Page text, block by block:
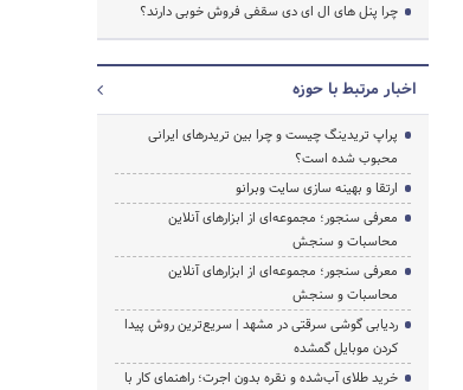
چرا پنل های ال ای دی سقفی فروش خوبی دارند؟
اخبار مرتبط با حوزه
پراپ تریدینگ چیست و چرا بین تریدرهای ایرانی
محبوب شده است؟
ارتقا و بهینه سازی سایت وبرانو
معرفی سنجور؛ مجموعه‌ای از ابزارهای آنلاین
محاسبات و سنجش
معرفی سنجور؛ مجموعه‌ای از ابزارهای آنلاین
محاسبات و سنجش
ردیابی گوشی سرقتی در مشهد | سریع‌ترین روش پیدا
کردن موبایل گمشده
خرید طلای آب‌شده و نقره بدون اجرت؛ راهنمای کار با